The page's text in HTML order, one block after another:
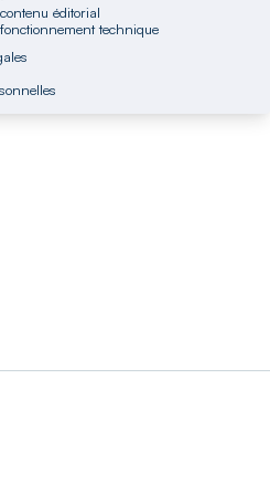
éditorial
technique